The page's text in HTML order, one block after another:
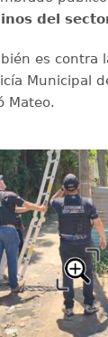
del
es contra
Municipal
Mateo.